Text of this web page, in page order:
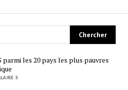
parmi les 20 pays les plus pauvres
S